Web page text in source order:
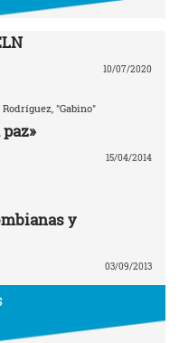
10/07/2020
"Gabino"
15/04/2014
y
03/09/2013